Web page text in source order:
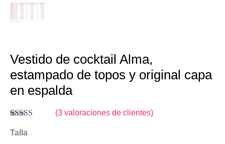
Vestido de cocktail Alma,
estampado de topos y original capa
en espalda
con4.33
(3 valoraciones de clientes)
Talla